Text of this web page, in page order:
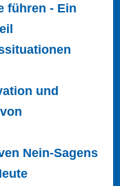
führen - Ein
und
Nein-Sagens